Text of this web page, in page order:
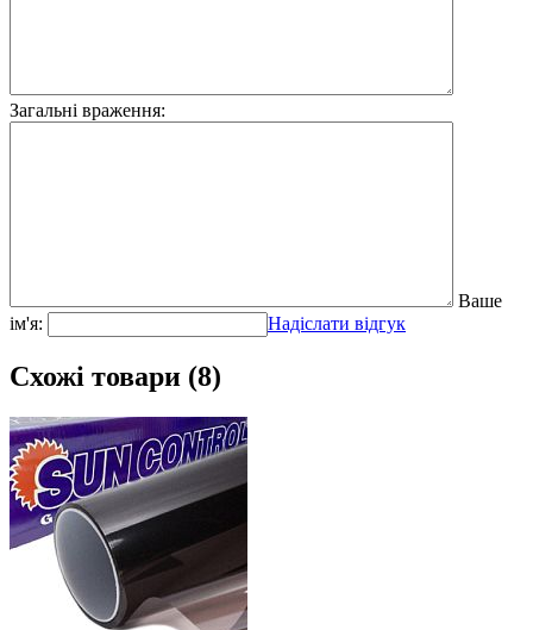
Загальні враження:
Ваше
ім'я:
Надіслати відгук
Схожі товари (8)